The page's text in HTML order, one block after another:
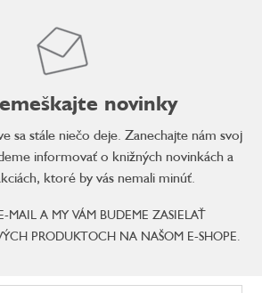
novinky
sa stále niečo deje. Zanechajte nám svoj
informovať o knižných novinkách a
ktoré by vás nemali minúť.
MAIL A MY VÁM BUDEME ZASIELAŤ
PRODUKTOCH NA NAŠOM E-SHOPE.